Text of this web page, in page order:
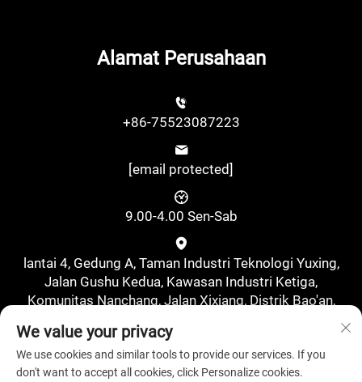
Alamat Perusahaan
+86-75523087223
[email protected]
9.00-4.00 Sen-Sab
lantai 4, Gedung A, Taman Industri Teknologi Yuxing,
Jalan Gushu Kedua, Kawasan Industri Ketiga,
Komunitas Nanchang, Jalan Xixiang, Distrik Bao'an,
Shenzhen, Tiongkok., Shenzhen, Guangdong, Tiongkok
We value your privacy
We use cookies and similar tools to provide our services. If you
don't want to accept all cookies, click Personalize cookies.